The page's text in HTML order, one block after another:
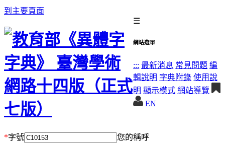
到主要頁面
☰
網站選單
::: 最新消息 常見問題 編
輯說明 字典附錄 使用說
明 顯示模式 網站導覽
EN
*字號
您的稱呼